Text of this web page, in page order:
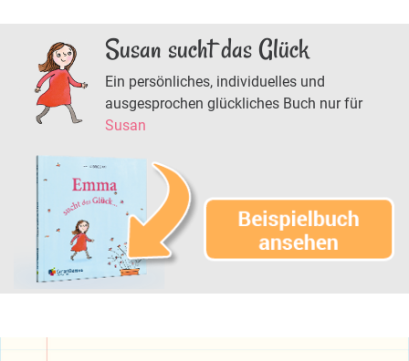
Susan sucht das Glück
Ein persönliches, individuelles und
ausgesprochen glückliches Buch nur für
Susan